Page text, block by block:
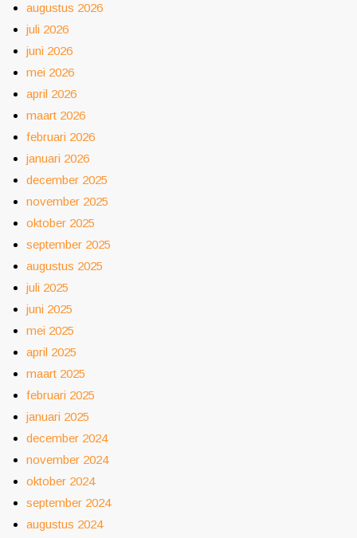
augustus 2026
juli 2026
juni 2026
mei 2026
april 2026
maart 2026
februari 2026
januari 2026
december 2025
november 2025
oktober 2025
september 2025
augustus 2025
juli 2025
juni 2025
mei 2025
april 2025
maart 2025
februari 2025
januari 2025
december 2024
november 2024
oktober 2024
september 2024
augustus 2024